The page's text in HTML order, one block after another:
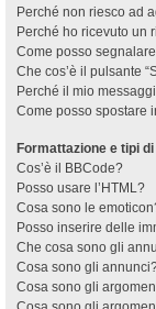
Perché non riesco ad
Perché ho ricevuto un
Come posso
Che cos’è il pulsante
Perché il mio
Come posso spostare
Formattazione e tipi
Cos’è il BBCode?
Posso usare l’HTML?
Cosa sono le
Posso inserire delle
Che cosa sono gli
Cosa sono gli
Cosa sono gli